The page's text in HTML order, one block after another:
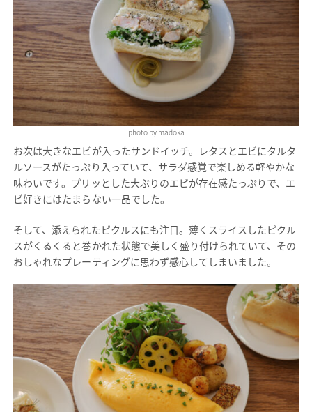
photo by madoka
お次は大きなエビが入ったサンドイッチ。レタスとエビにタルタ
ルソースがたっぷり入っていて、サラダ感覚で楽しめる軽やかな
味わいです。プリッとした大ぶりのエビが存在感たっぷりで、エ
ビ好きにはたまらない一品でした。
そして、添えられたピクルスにも注目。薄くスライスしたピクル
スがくるくると巻かれた状態で美しく盛り付けられていて、その
おしゃれなプレーティングに思わず感心してしまいました。